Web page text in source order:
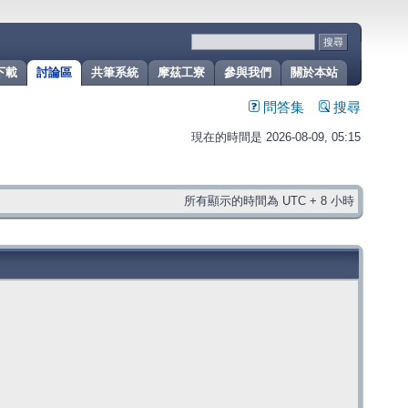
關於本站
參與我們
摩茲工寮
共筆系統
討論區
載
問答集 搜尋
現在的時間是 2026-08-09, 05:15
所有顯示的時間為 UTC + 8 小時